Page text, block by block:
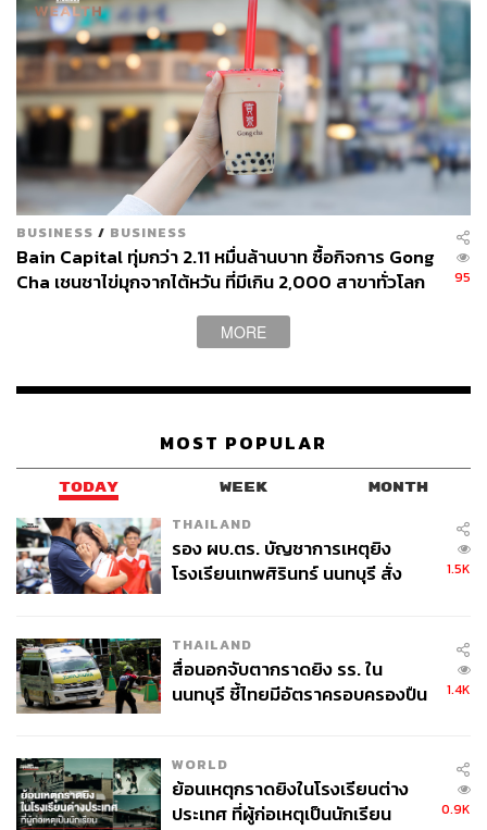
BUSINESS / BUSINESS
Bain Capital ทุ่มกว่า 2.11 หมื่นล้านบาท ซื้อกิจการ Gong
Cha เชนชาไข่มุกจากไต้หวัน ที่มีเกิน 2,000 สาขาทั่วโลก
95
MORE
MOST POPULAR
TODAY WEEK MONTH
THAILAND
รอง ผบ.ตร. บัญชาการเหตุยิง
โรงเรียนเทพศิรินทร์ นนทบุรี สั่ง
1.5K
THAILAND
สื่อนอกจับตากราดยิง รร. ใน
นนทบุรี ชี้ไทยมีอัตราครอบครองปืน
1.4K
WORLD
ย้อนเหตุกราดยิงในโรงเรียนต่าง
ประเทศ ที่ผู้ก่อเหตุเป็นนักเรียน
0.9K